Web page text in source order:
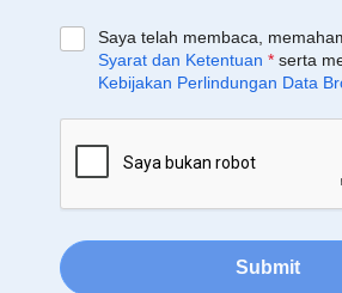
Saya telah membaca,
Syarat dan Ketentuan * serta
Kebijakan Perlindungan Data
Submit